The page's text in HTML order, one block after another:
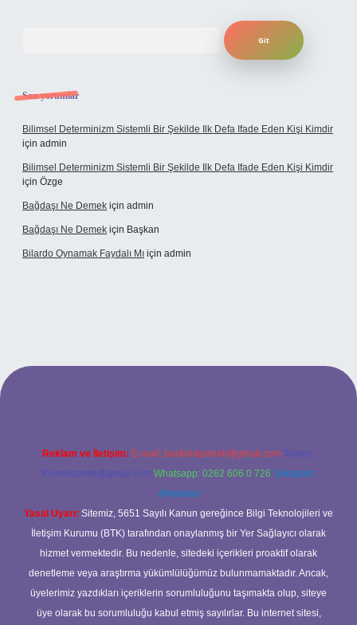
Son yorumlar
Bilimsel Determinizm Sistemli Bir Şekilde Ilk Defa Ifade Eden Kişi Kimdir
için admin
Bilimsel Determinizm Sistemli Bir Şekilde Ilk Defa Ifade Eden Kişi Kimdir
için Özge
Bağdaşı Ne Demek için admin
Bağdaşı Ne Demek için Başkan
Bilardo Oynamak Faydalı Mı için admin
bahis sitesi
Reklam ve İletişim: E-mail: backlinkpaneli@gmail.com Teams:
forumhizmeti@gmail.com Whatsapp: 0262 606 0 726 Telegram:
@karabul
Yasal Uyarı: Sitemiz, 5651 Sayılı Kanun gereğince Bilgi Teknolojileri ve
İletişim Kurumu (BTK) tarafından onaylanmış bir Yer Sağlayıcı olarak
hizmet vermektedir. Bu nedenle, sitedeki içerikleri proaktif olarak
denetleme veya araştırma yükümlülüğümüz bulunmamaktadır. Ancak,
üyelerimiz yazdıkları içeriklerin sorumluluğunu taşımakta olup, siteye
üye olarak bu sorumluluğu kabul etmiş sayılırlar. Bu internet sitesi,